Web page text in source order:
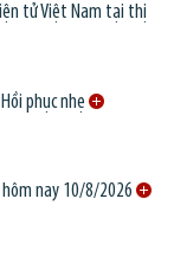
tử Việt Nam tại thị
phục nhẹ
nay 10/8/2026